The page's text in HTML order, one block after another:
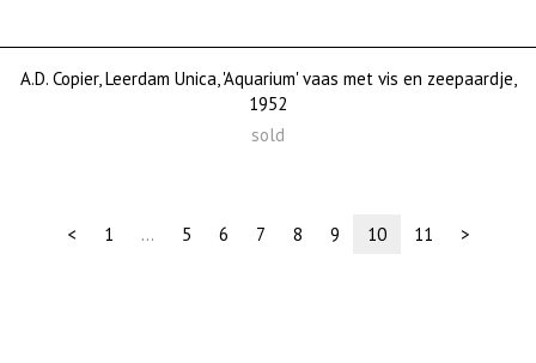
A.D. Copier, Leerdam Unica, 'Aquarium' vaas met vis en zeepaardje,
1952
sold
< 1 … 5 6 7 8 9 10(current)
11 >